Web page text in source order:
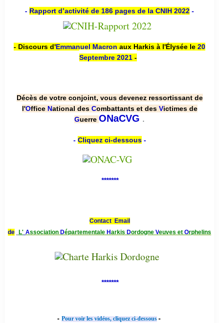
- Rapport d’activité de 186 pages de la CNIH 2022 -
- Discours d'Emmanuel Macron aux Harkis à l'Élysée le 20
Septembre 2021 -
Décès de votre conjoint, vous devenez ressortissant de
l'Office National des Combattants et des Victimes de
Guerre ONaCVG .
- Cliquez ci-dessous-
*******
Contact Email
de
L' Association Départementale Harkis Dordogne Veuves et Orphelins
*******
- Pour voir les vidéos, cliquez ci-dessous -